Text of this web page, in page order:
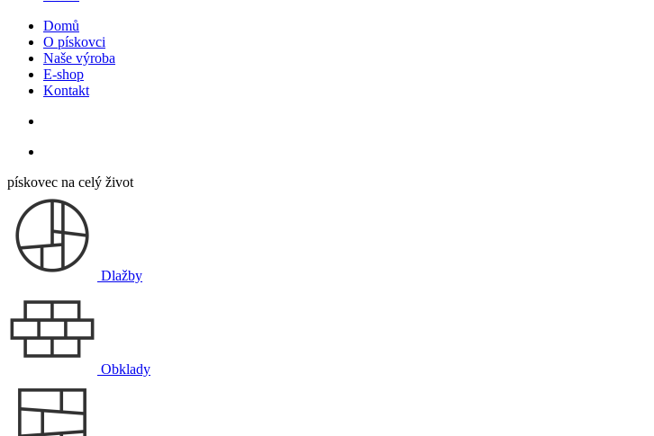
Domů
O pískovci
Naše výroba
E-shop
Kontakt
pískovec na celý život
Dlažby
Obklady